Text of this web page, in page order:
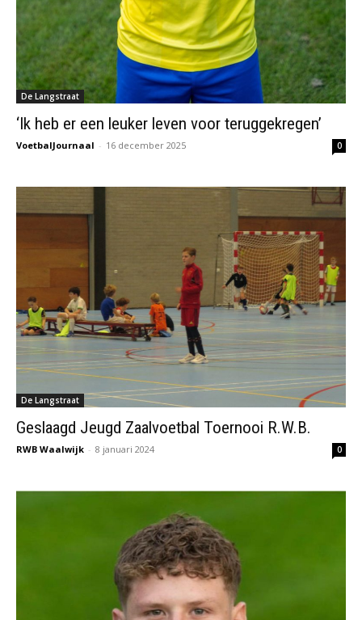
De Langstraat
‘Ik heb er een leuker leven voor teruggekregen’
VoetbalJournaal - 16 december 2025 0
De Langstraat
Geslaagd Jeugd Zaalvoetbal Toernooi R.W.B.
RWB Waalwijk - 8 januari 2024 0